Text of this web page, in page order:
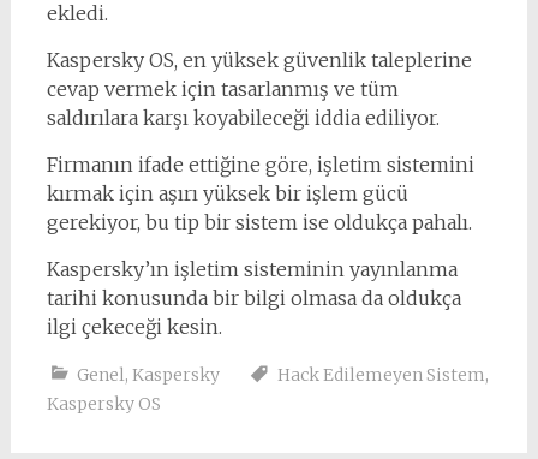
ekledi.
Kaspersky OS, en yüksek güvenlik taleplerine
cevap vermek için tasarlanmış ve tüm
saldırılara karşı koyabileceği iddia ediliyor.
Firmanın ifade ettiğine göre, işletim sistemini
kırmak için aşırı yüksek bir işlem gücü
gerekiyor, bu tip bir sistem ise oldukça pahalı.
Kaspersky’ın işletim sisteminin yayınlanma
tarihi konusunda bir bilgi olmasa da oldukça
ilgi çekeceği kesin.
Genel, Kaspersky Hack Edilemeyen Sistem,
Kaspersky OS